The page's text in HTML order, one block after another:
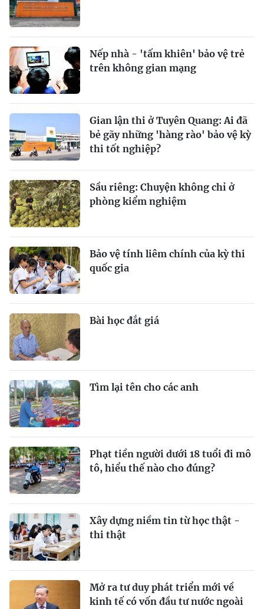
Nếp nhà - 'tấm khiên' bảo vệ trẻ
trên không gian mạng
Gian lận thi ở Tuyên Quang: Ai đã
bẻ gãy những 'hàng rào' bảo vệ kỳ
thi tốt nghiệp?
Sầu riêng: Chuyện không chỉ ở
phòng kiểm nghiệm
Bảo vệ tính liêm chính của kỳ thi
quốc gia
Bài học đắt giá
Tìm lại tên cho các anh
Phạt tiền người dưới 18 tuổi đi mô
tô, hiểu thế nào cho đúng?
Xây dựng niềm tin từ học thật -
thi thật
Mở ra tư duy phát triển mới về
kinh tế có vốn đầu tư nước ngoài